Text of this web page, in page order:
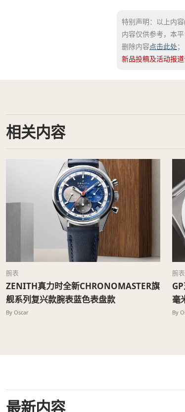
特别声明：以上内
内容仅供参考，本
删除内容点击此处；
新品投稿及活动报
相关内容
腕表
ZENITH真力时全新CHRONOMASTER旗
舰系列复兴款腕表蓝色表盘款
By Oscar
腕表
毫
By
最新内容